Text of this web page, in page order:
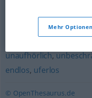
reihenweise,reichhaltig
zahlreich,
unaufhörlich,
endlos, uferlos
© OpenThesaurus.de
Mehr Optionen